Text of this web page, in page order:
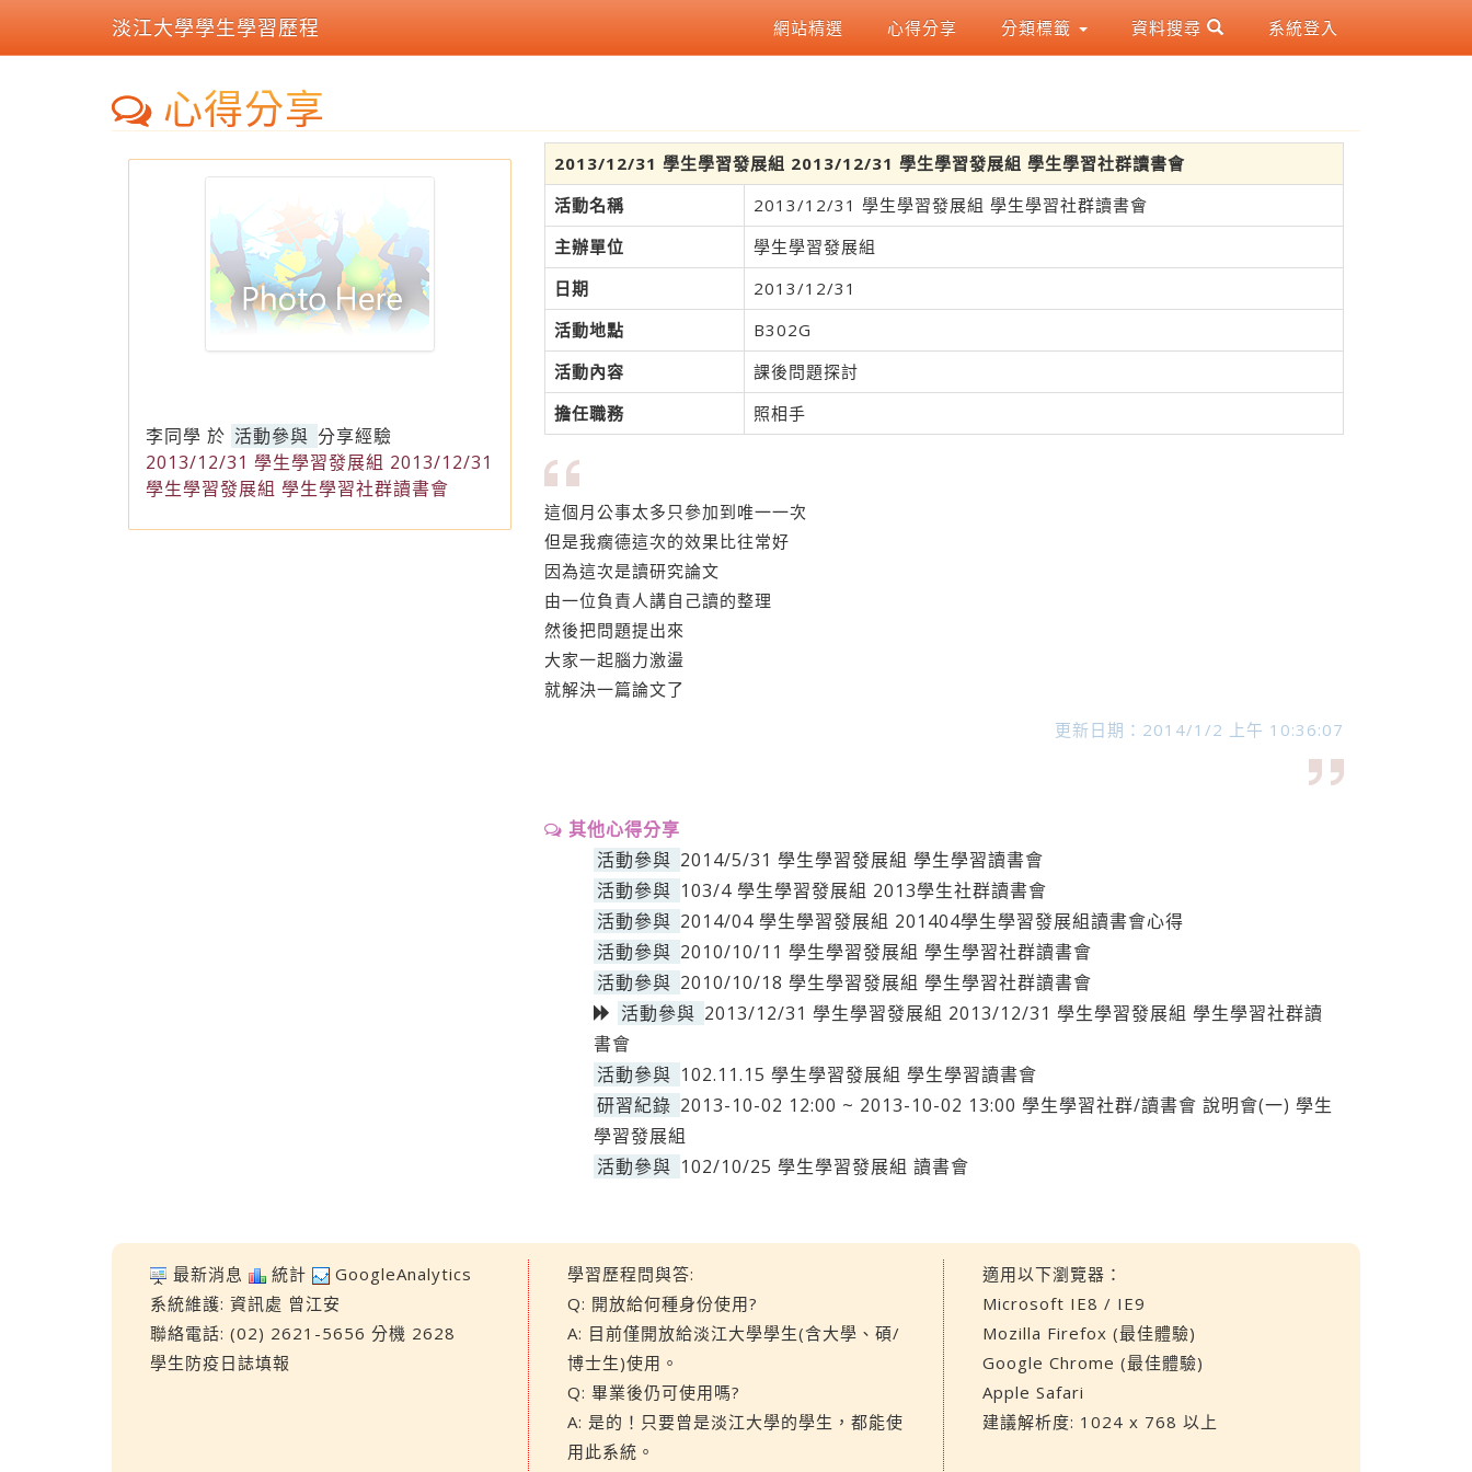
淡江大學學生學習歷程 網站精選 心得分享 分類標籤 資料搜尋 系統登入
心得分享
李同學 於 活動參與 分享經驗
2013/12/31 學生學習發展組 2013/12/31
學生學習發展組 學生學習社群讀書會
2013/12/31 學生學習發展組 2013/12/31 學生學習發展組 學生學習社群讀書會
活動名稱
2013/12/31 學生學習發展組 學生學習社群讀書會
主辦單位
學生學習發展組
日期
2013/12/31
活動地點
B302G
活動內容
課後問題探討
擔任職務
照相手
這個月公事太多只參加到唯一一次
但是我瘸德這次的效果比往常好
因為這次是讀研究論文
由一位負責人講自己讀的整理
然後把問題提出來
大家一起腦力激盪
就解決一篇論文了
更新日期：2014/1/2 上午 10:36:07
其他心得分享
活動參與 2014/5/31 學生學習發展組 學生學習讀書會
活動參與 103/4 學生學習發展組 2013學生社群讀書會
活動參與 2014/04 學生學習發展組 201404學生學習發展組讀書會心得
活動參與 2010/10/11 學生學習發展組 學生學習社群讀書會
活動參與 2010/10/18 學生學習發展組 學生學習社群讀書會
活動參與 2013/12/31 學生學習發展組 2013/12/31 學生學習發展組 學生學習社群讀
書會
活動參與 102.11.15 學生學習發展組 學生學習讀書會
研習紀錄 2013-10-02 12:00 ~ 2013-10-02 13:00 學生學習社群/讀書會 說明會(一) 學生
學習發展組
活動參與 102/10/25 學生學習發展組 讀書會
最新消息 統計
GoogleAnalytics
系統維護: 資訊處 曾江安
聯絡電話: (02) 2621-5656 分機 2628
學生防疫日誌填報
學習歷程問與答:
Q: 開放給何種身份使用?
A: 目前僅開放給淡江大學學生(含大學、碩/
博士生)使用。
Q: 畢業後仍可使用嗎?
A: 是的！只要曾是淡江大學的學生，都能使
用此系統。
適用以下瀏覽器：
Microsoft IE8 / IE9
Mozilla Firefox (最佳體驗)
Google Chrome (最佳體驗)
Apple Safari
建議解析度: 1024 x 768 以上